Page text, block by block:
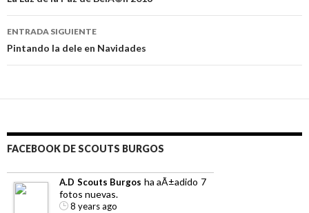
entradas
ENTRADA SIGUIENTE
Pintando la dele en Navidades
FACEBOOK DE SCOUTS BURGOS
A.D Scouts Burgos ha aÃ±adido 7
fotos nuevas.
8 years ago